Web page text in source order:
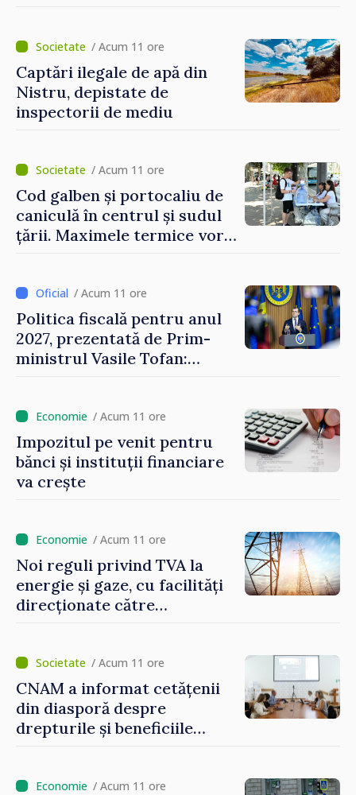
/ Acum 11 ore
Captări ilegale de apă din
Nistru, depistate de
inspectorii de mediu
/ Acum 11 ore
Cod galben și portocaliu de
caniculă în centrul și sudul
țării. Maximele termice vor
/ Acum 11 ore
Politica fiscală pentru anul
2027, prezentată de Prim-
ministrul Vasile Tofan:
taxare mai echitabilă
/ Acum 11 ore
Impozitul pe venit pentru
bănci și instituții financiare
va crește
/ Acum 11 ore
Noi reguli privind TVA la
energie și gaze, cu facilități
direcționate către
/ Acum 11 ore
CNAM a informat cetățenii
din diasporă despre
drepturile și beneficiile
/ Acum 11 ore